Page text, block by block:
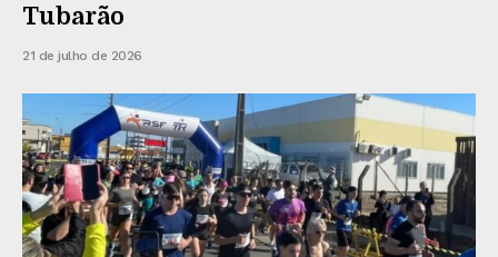
Tubarão
21 de julho de 2026